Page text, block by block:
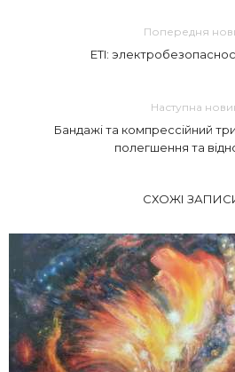
Попередня
ETI:
Наступна
Бандажі та компрессійний
полегшення та
СХОЖІ